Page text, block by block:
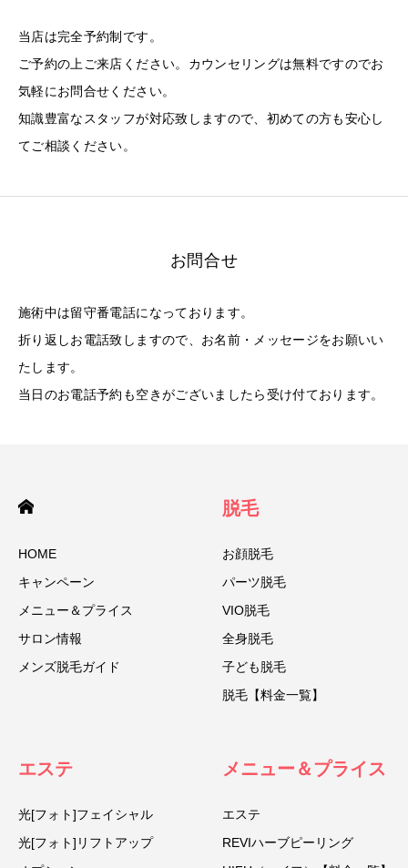
当店は完全予約制です。
ご予約の上ご来店ください。カウンセリングは無料ですのでお
気軽にお問合せください。
知識豊富なスタッフが対応致しますので、初めての方も安心し
てご相談ください。
お問合せ
施術中は留守番電話になっております。
折り返しお電話致しますので、お名前・メッセージをお願いい
たします。
当日のお電話予約も空きがございましたら受け付ております。
HOME
キャンペーン
メニュー＆プライス
サロン情報
メンズ脱毛ガイド
脱毛
お顔脱毛
パーツ脱毛
VIO脱毛
全身脱毛
子ども脱毛
脱毛【料金一覧】
エステ
光[フォト]フェイシャル
光[フォト]リフトアップ
メニュー＆プライス
エステ
REVIハーブピーリング